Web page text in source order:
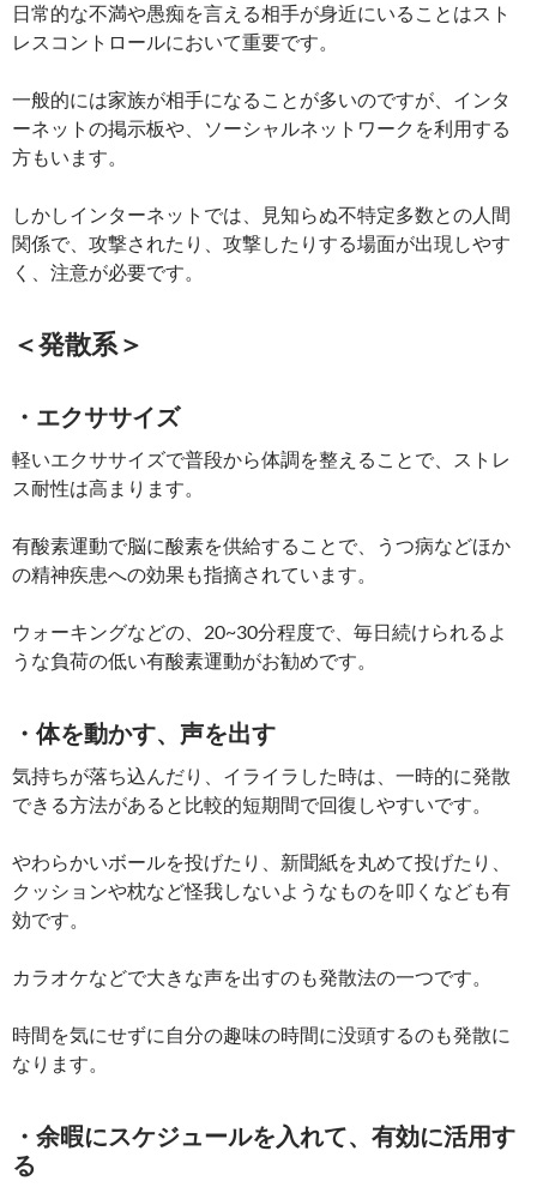
日常的な不満や愚痴を言える相手が身近にいることはスト
レスコントロールにおいて重要です。
一般的には家族が相手になることが多いのですが、インタ
ーネットの掲示板や、ソーシャルネットワークを利用する
方もいます。
しかしインターネットでは、見知らぬ不特定多数との人間
関係で、攻撃されたり、攻撃したりする場面が出現しやす
く、注意が必要です。
＜発散系＞
・エクササイズ
軽いエクササイズで普段から体調を整えることで、ストレ
ス耐性は高まります。
有酸素運動で脳に酸素を供給することで、うつ病などほか
の精神疾患への効果も指摘されています。
ウォーキングなどの、20~30分程度で、毎日続けられるよ
うな負荷の低い有酸素運動がお勧めです。
・体を動かす、声を出す
気持ちが落ち込んだり、イライラした時は、一時的に発散
できる方法があると比較的短期間で回復しやすいです。
やわらかいボールを投げたり、新聞紙を丸めて投げたり、
クッションや枕など怪我しないようなものを叩くなども有
効です。
カラオケなどで大きな声を出すのも発散法の一つです。
時間を気にせずに自分の趣味の時間に没頭するのも発散に
なります。
・余暇にスケジュールを入れて、有効に活用す
る